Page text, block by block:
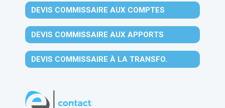
DEVIS COMMISSAIRE AUX COMPTES
DEVIS COMMISSAIRE AUX APPORTS
DEVIS COMMISSAIRE À LA TRANSFO.